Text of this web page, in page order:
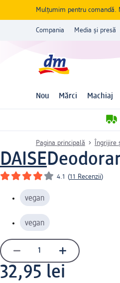
Mulțumim pentru comandă.
Compania Media și presă
Nou Mărci Machiaj
Pagina principală Îngrijire
DAISE
4.1 (11 Recenzii)
vegan
vegan
32,95 lei